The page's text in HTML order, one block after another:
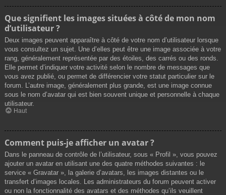
Que signifient les images situées à côté de mon nom
d’utilisateur ?
Deux images peuvent apparaître à côté de votre nom d’utilisateur lorsque
vous consultez un sujet. Une d’elles peut être une image associée à votre
rang, généralement représentée par des étoiles, des carrés ou des ronds.
Elle permet d’indiquer votre activité selon le nombre de messages que
vous avez publié, ou permet de différencier votre statut particulier sur le
forum. L’autre image, généralement plus grande, est une image connue
sous le nom d’avatar qui est bien souvent unique et personnelle à chaque
utilisateur.
Haut
Comment puis-je afficher un avatar ?
Dans le panneau de contrôle de l’utilisateur, sous « Profil », vous pouvez
ajouter un avatar en utilisant une des quatre méthodes suivantes : le
service « Gravatar », la galerie d’avatars, les images distantes ou le
transfert d’images locales. Les administrateurs du forum peuvent activer
ou non la fonctionnalité des avatars et des méthodes qu’ils veuillent